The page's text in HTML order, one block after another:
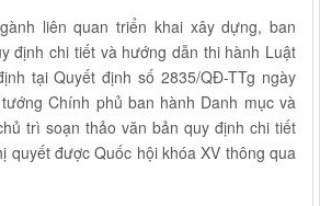
liên quan triển khai xây dựng, ban
định chi tiết và hướng dẫn thi hành Luật
tại Quyết định số 2835/QĐ-TTg ngày
Chính phủ ban hành Danh mục và
trì soạn thảo văn bản quy định chi tiết
quyết được Quốc hội khóa XV thông qua